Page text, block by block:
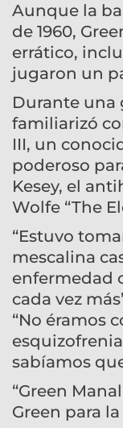
Aunque la
de 1960,
errático,
jugaron un
Durante una
familiarizó
III, un
poderoso
Kesey, el
Wolfe “The
“Estuvo
mescalina
enfermedad
cada vez
“No éramos
sabíamos
“Green
Green para